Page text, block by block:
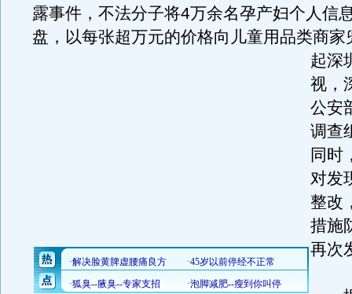
露事件，不法分子将4万余名孕产妇个人信
盘，以每张超万元的价格向儿童用品类商家
起深
视，
公安
调查
同时
对发
整改
措施
再次